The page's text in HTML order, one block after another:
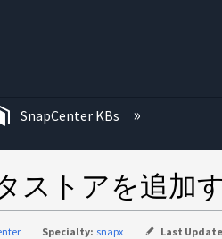
SnapCenter KBs
ストアを追加
Specialty: snapx Last